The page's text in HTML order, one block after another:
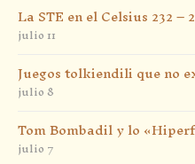
La STE en el Celsius 232 –
julio 11
Juegos tolkiendili que no
julio 8
Tom Bombadil y lo
julio 7